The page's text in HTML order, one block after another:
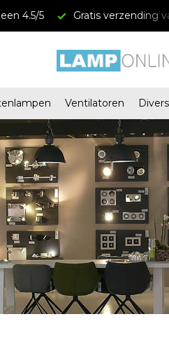
Megastores in Almere
Ventilatoren